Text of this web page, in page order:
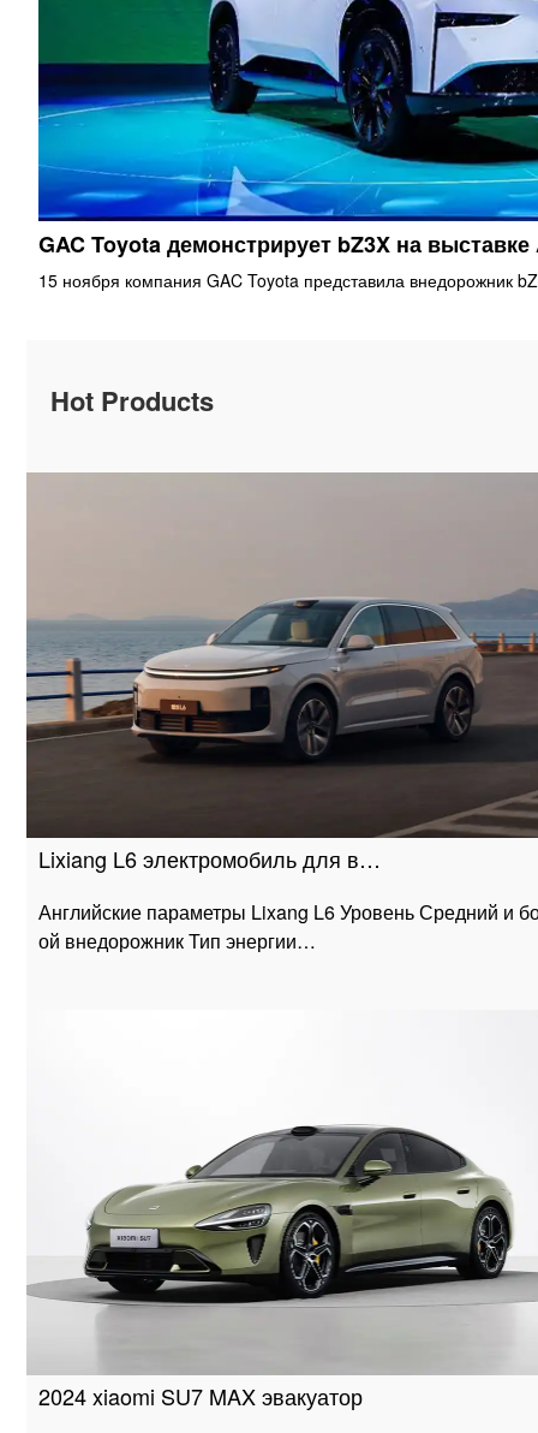
GAC Toyota демонстрирует bZ3X на
15 ноября компания GAC Toyota представила внедорожник
Hot Products
Lixiang L6 электромобиль для в…
Английские параметры Lixang L6 Уровень Средний и
ой внедорожник Тип энергии…
2024 xiaomi SU7 MAX эвакуатор